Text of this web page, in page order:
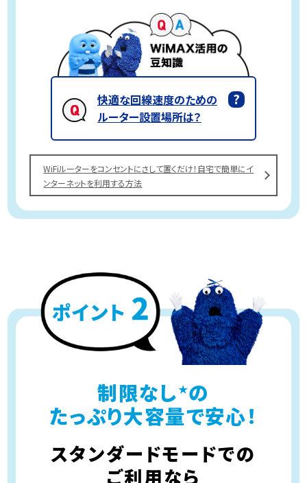
快適な回線速度のための
ルーター設置場所は？
WiFiルーターをコンセントにさして置くだけ！自宅で簡単にイ
ンターネットを利用する方法
制限なし★の
たっぷり大容量で安心！
スタンダードモードでの
ご利用なら